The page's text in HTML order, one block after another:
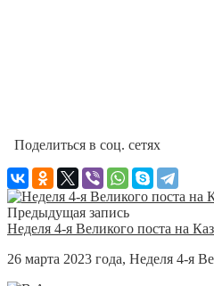
Поделиться в соц. сетях
Предыдущая запись
Неделя 4-я Великого поста на
26 марта 2023 года, Неделя 4-я